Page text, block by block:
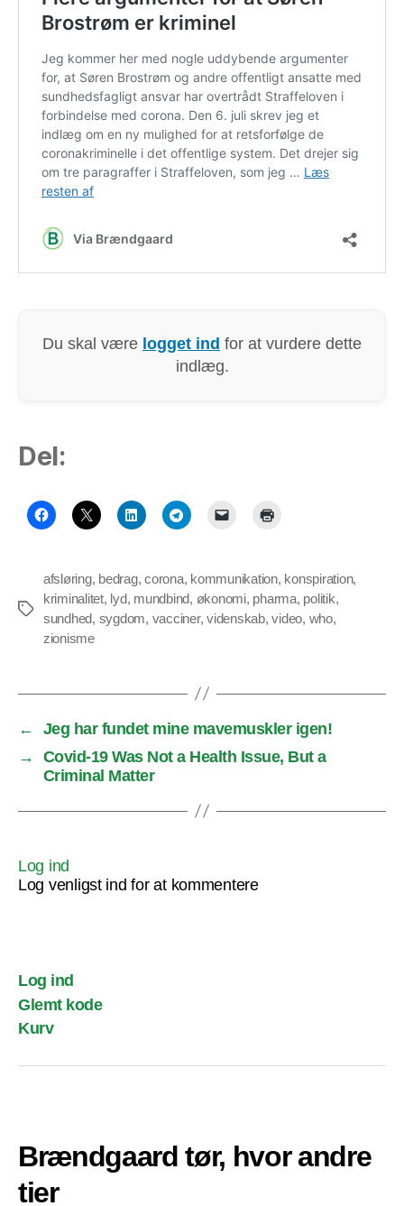
Du skal være logget ind for at vurdere dette
indlæg.
Del:
Tags
afsløring, bedrag,corona, kommunikation, konspiration,
kriminalitet, lyd, mundbind, økonomi, pharma, politik,
sundhed, sygdom, vacciner,videnskab,video, who,
zionisme
←
Jeg har fundet mine mavemuskler igen!
→
Covid-19 Was Not a Health Issue, But a
Criminal Matter
Log ind
Log venligst ind for at kommentere
Log ind
Glemt kode
Kurv
Brændgaard tør, hvor andre
tier